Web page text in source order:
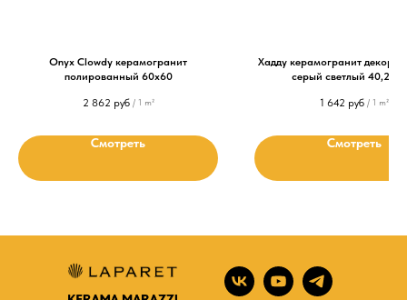
Onyx Clowdy керамогранит
полированный 60х60
2 862 руб / 1 m²
Смотреть
Хадду керамогранит
серый светлый
1 642 руб / 1 m²
Смотреть